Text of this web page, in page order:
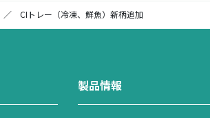
／CIトレー（冷凍、鮮魚）新柄追加
製品情報